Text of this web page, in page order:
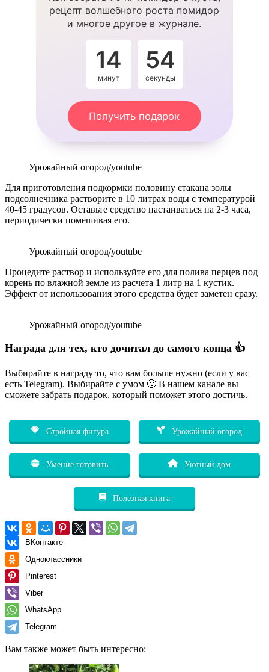
рецепт волшебного роста помидор
и многое другое в журнале.
14
минут
53
секунды
Получить подарок
Урожайный огород/youtube
Для приготовления подкормки половину стакана золы
подсолнечника растворите в 10 литрах воды с температурой
40-45 градусов. Оставьте средство настаиваться на 2-3 часа,
периодически помешивая его.
Урожайный огород/youtube
Процедите раствор и используйте его для полива перцев под
корень по влажной земле из расчета 1 литр на 1 кустик.
Эффект от использования этого средства будет заметен сразу.
Урожайный огород/youtube
Награда для тех, кто дочитал до самого конца 👍
Выбирайте в награду то, что вам больше нужно (если у вас
есть Telegram). Выбирайте с умом 🙂 В нашем канале вы
сможете забрать подарок, который поможет этого достичь.
Стройная фигура Урожайный огород
Умение готовить Уютный дом
Полезная книга
ВКонтакте
Одноклассники
Pinterest
Viber
WhatsApp
Telegram
Вам также может быть интересно: